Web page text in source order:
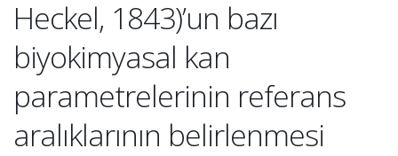
Heckel, 1843)’un bazı
biyokimyasal kan
parametrelerinin referans
aralıklarının belirlenmesi